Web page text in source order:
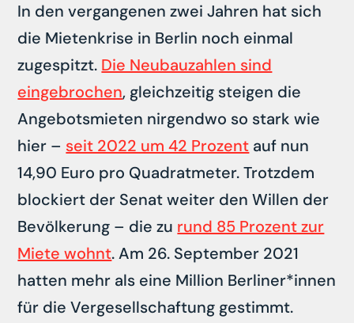
In den vergangenen zwei Jahren hat sich
die Mietenkrise in Berlin noch einmal
zugespitzt. Die Neubauzahlen sind
eingebrochen, gleichzeitig steigen die
Angebotsmieten nirgendwo so stark wie
hier – seit 2022 um 42 Prozent auf nun
14,90 Euro pro Quadratmeter. Trotzdem
blockiert der Senat weiter den Willen der
Bevölkerung – die zu rund 85 Prozent zur
Miete wohnt. Am 26. September 2021
hatten mehr als eine Million Berliner*innen
für die Vergesellschaftung gestimmt.